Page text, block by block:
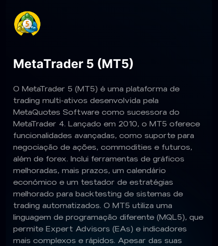
MetaTrader 5 (MT5)
O MetaTrader 5 (MT5) é uma plataforma de
trading multi-ativos desenvolvida pela
MetaQuotes Software como sucessora do
MetaTrader 4. Lançado em 2010, o MT5 oferece
funcionalidades avançadas, como suporte para
negociação de ações, commodities e futuros,
além de forex. Inclui ferramentas de gráficos
melhoradas, mais prazos, um calendário
económico e um testador de estratégias
melhorado para backtesting de sistemas de
trading automatizados. O MT5 utiliza uma
linguagem de programação diferente (MQL5), que
permite Expert Advisors (EAs) e indicadores
mais complexos e rápidos. Apesar das suas